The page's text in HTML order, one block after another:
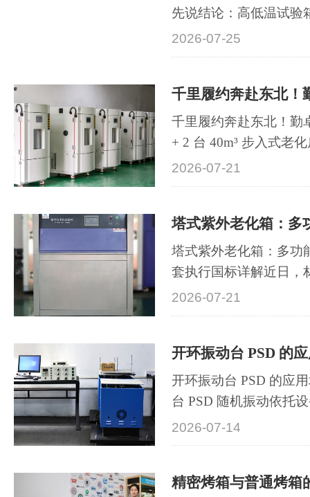
先说结论：高低温试验
温恒湿试验箱 = 高低温
能，硬件、用途、价格
温度，无湿度系统运
150℃箱内···
2026-07-25
千里履约奔赴东北！勤
+ 2 台 40m³ 步入式老
能传感器产业可靠性升
环境测试设备有限公司
企业。本次交付包含 7
箱、2 ···
2026-07-21
塔式紫外老化箱：多功
套执行国标详解近日，
主流设备塔式紫外老化
涂料、电子行业质检实
非金属材料耐候性能验
完成紫外光照···
2026-07-21
开环振动台 PSD 的
开环振动台 PSD 的应
台 PSD 随机振动依托
单、测试效率高的优势
实时反馈校正，频谱精
广泛应用于汽车电子、
2026-07-14